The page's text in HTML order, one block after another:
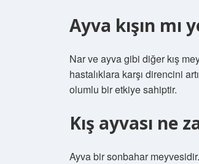
Ayva kışın mı
Nar ve ayva gibi diğer kış
hastalıklara karşı direncini
olumlu bir etkiye sahiptir.
Kış ayvası ne
Ayva bir sonbahar